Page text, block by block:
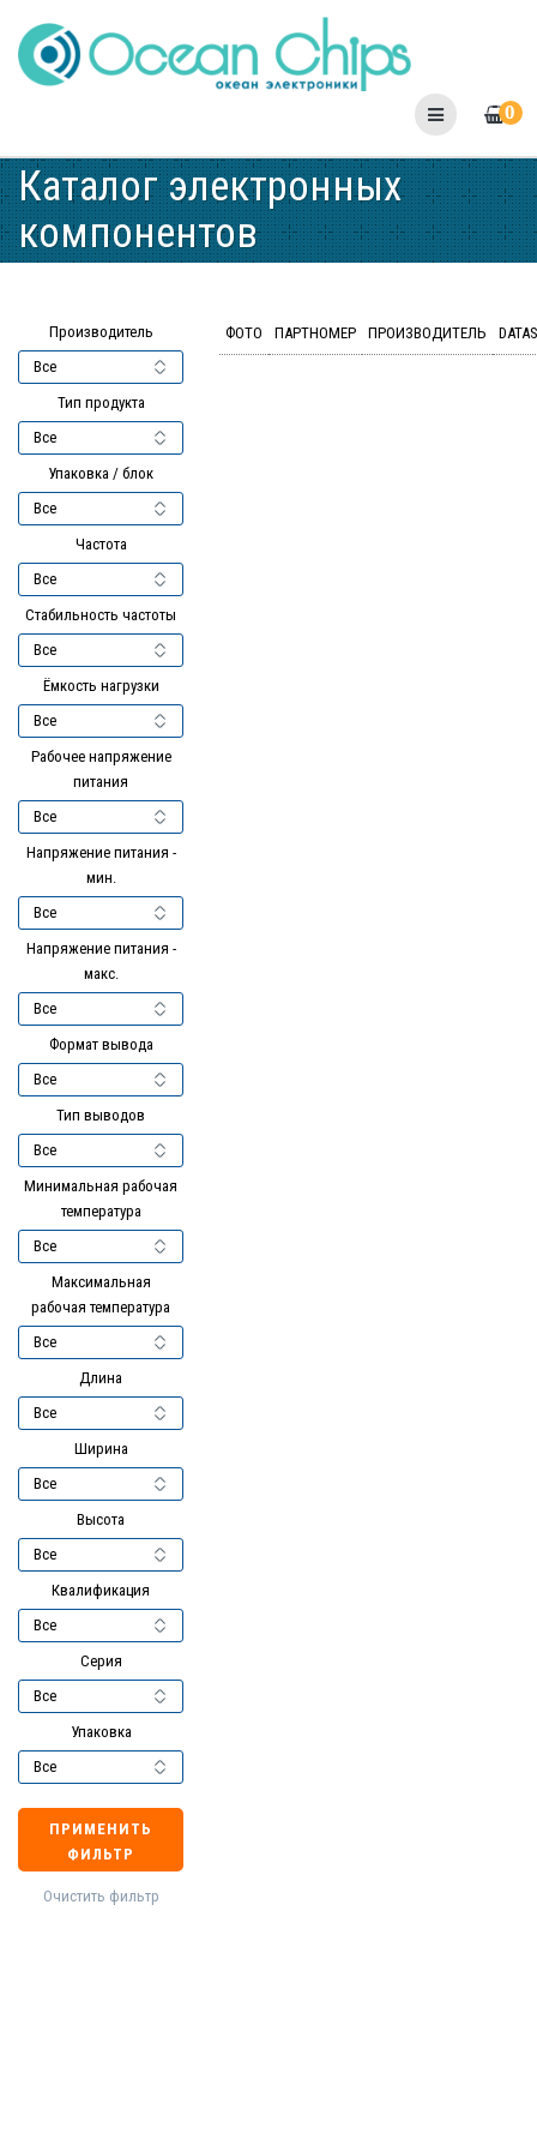
to
content
0
Каталог электронных
компонентов
Производитель
Тип продукта
Упаковка / блок
Частота
Стабильность частоты
Ёмкость нагрузки
Рабочее напряжение
питания
Напряжение питания -
мин.
Напряжение питания -
макс.
Формат вывода
Тип выводов
Минимальная рабочая
температура
Максимальная
рабочая температура
Длина
Ширина
Высота
Квалификация
Серия
Упаковка
ПРИМЕНИТЬ
ФИЛЬТР
Очистить фильтр
ФОТО ПАРТНОМЕР ПРОИЗВОДИТЕЛЬ